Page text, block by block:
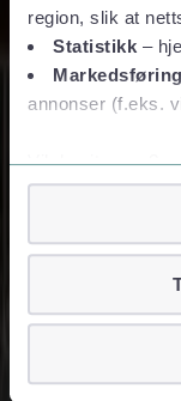
region, slik at
Statistikk –
Markedsføring
annonser (f.eks.
Vil du vite mer?
Om
Googles
Vi tar ditt
identifiserer deg,
Firmarejse
Følg os